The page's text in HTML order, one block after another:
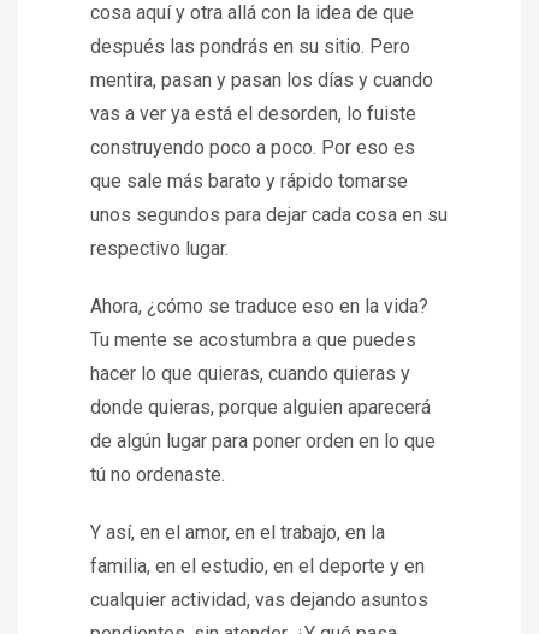
cosa aquí y otra allá con la idea de que
después las pondrás en su sitio. Pero
mentira, pasan y pasan los días y cuando
vas a ver ya está el desorden, lo fuiste
construyendo poco a poco. Por eso es
que sale más barato y rápido tomarse
unos segundos para dejar cada cosa en su
respectivo lugar.
Ahora, ¿cómo se traduce eso en la vida?
Tu mente se acostumbra a que puedes
hacer lo que quieras, cuando quieras y
donde quieras, porque alguien aparecerá
de algún lugar para poner orden en lo que
tú no ordenaste.
Y así, en el amor, en el trabajo, en la
familia, en el estudio, en el deporte y en
cualquier actividad, vas dejando asuntos